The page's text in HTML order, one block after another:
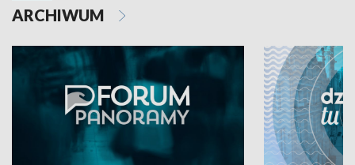
ARCHIWUM